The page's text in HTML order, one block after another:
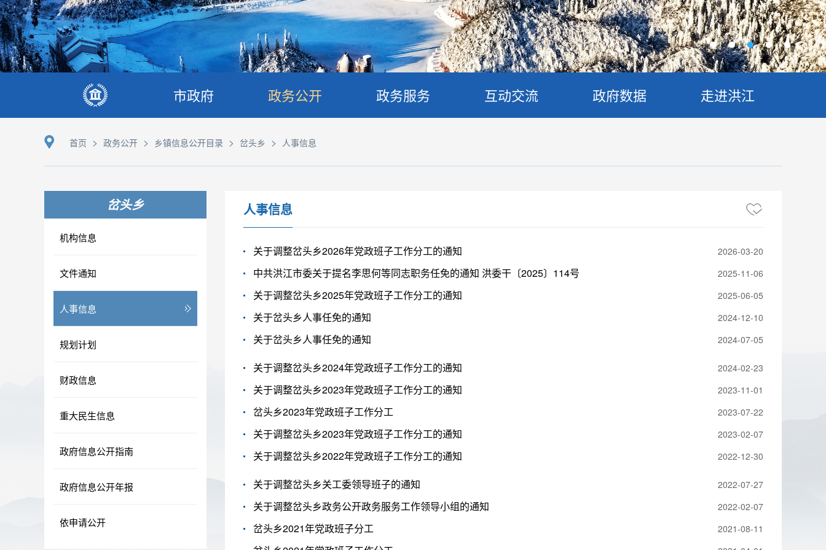
市政府 政务公开 政务服务 互动交流 政府数据 走进洪江
首页 > 政务公开 > 乡镇信息公开目录 > 岔头乡 > 人事信息
岔头乡
机构信息
文件通知
人事信息
规划计划
财政信息
重大民生信息
政府信息公开指南
政府信息公开年报
依申请公开
人事信息
关于调整岔头乡2026年党政班子工作分工的通知 2026-03-20
中共洪江市委关于提名李思何等同志职务任免的通知 洪委干〔2025〕114号 2025-11-06
关于调整岔头乡2025年党政班子工作分工的通知 2025-06-05
关于岔头乡人事任免的通知 2024-12-10
关于岔头乡人事任免的通知 2024-07-05
关于调整岔头乡2024年党政班子工作分工的通知 2024-02-23
关于调整岔头乡2023年党政班子工作分工的通知 2023-11-01
岔头乡2023年党政班子工作分工 2023-07-22
关于调整岔头乡2023年党政班子工作分工的通知 2023-02-07
关于调整岔头乡2022年党政班子工作分工的通知 2022-12-30
关于调整岔头乡关工委领导班子的通知 2022-07-27
关于调整岔头乡政务公开政务服务工作领导小组的通知 2022-02-07
岔头乡2021年党政班子分工 2021-08-11